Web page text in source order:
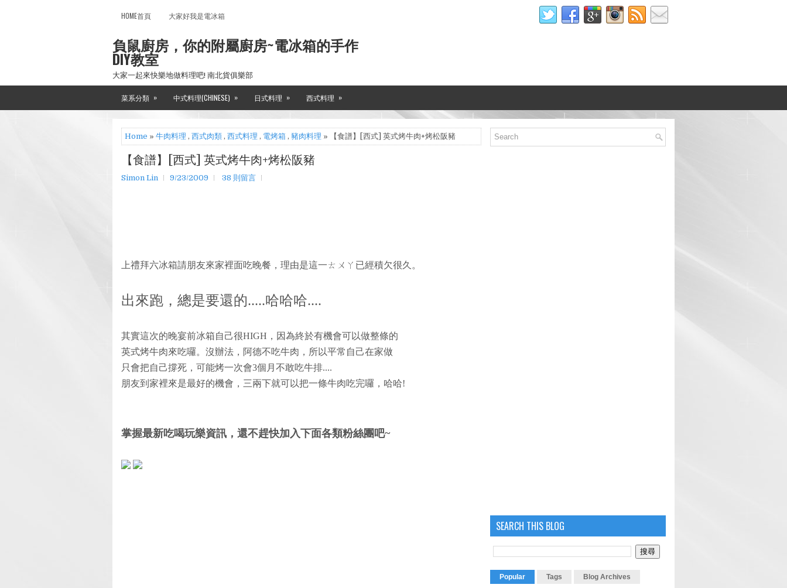
HOME首頁 大家好我是電冰箱
負鼠廚房，你的附屬廚房~電冰箱的手作
DIY教室
大家一起來快樂地做料理吧! 南北貨俱樂部
菜系分類 » 中式料理(CHINESE) » 日式料理 » 西式料理 »
Home » 牛肉料理 , 西式肉類 , 西式料理 , 電烤箱 , 豬肉料理 » 【食譜】[西式] 英式烤牛肉+烤松阪豬
【食譜】[西式] 英式烤牛肉+烤松阪豬
Simon Lin 9/23/2009 38 則留言
上禮拜六冰箱請朋友來家裡面吃晚餐，理由是這一ㄊㄨㄚ已經積欠很久。
出來跑，總是要還的.....哈哈哈....
其實這次的晚宴前冰箱自己很HIGH，因為終於有機會可以做整條的
英式烤牛肉來吃囉。沒辦法，阿德不吃牛肉，所以平常自己在家做
只會把自己撐死，可能烤一次會3個月不敢吃牛排....
朋友到家裡來是最好的機會，三兩下就可以把一條牛肉吃完囉，哈哈!
掌握最新吃喝玩樂資訊，還不趕快加入下面各類粉絲團吧~
SEARCH THIS BLOG
Popular Tags Blog Archives